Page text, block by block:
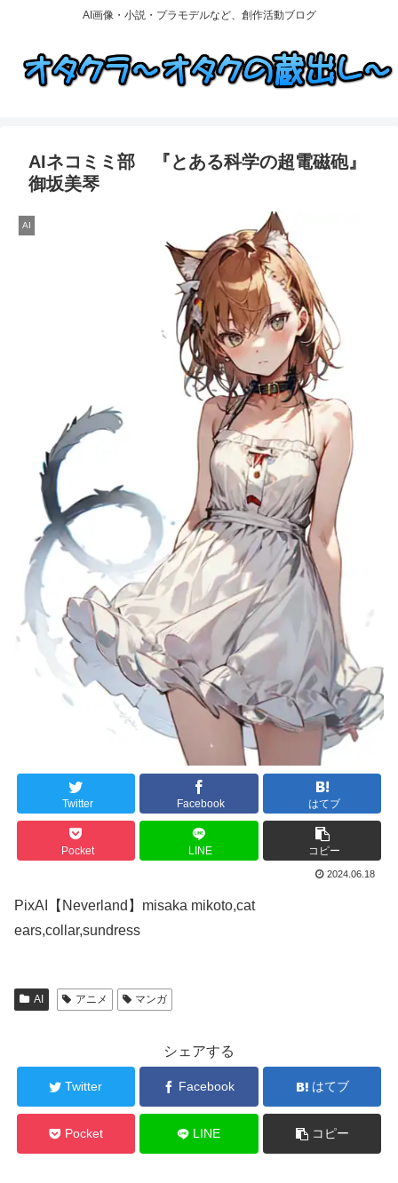
AI画像・小説・プラモデルなど、創作活動ブログ
AIネコミミ部 『とある科学の超電磁砲』
御坂美琴
AI
Twitter Facebook はてブ
Pocket LINE コピー
2024.06.18
PixAI【Neverland】misaka mikoto,cat
ears,collar,sundress
AI アニメ マンガ
シェアする
Twitter Facebook はてブ
Pocket LINE コピー